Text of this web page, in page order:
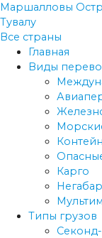
Маршалловы
Тувалу
Все страны
Главная
Виды
Карго
Типы грузов